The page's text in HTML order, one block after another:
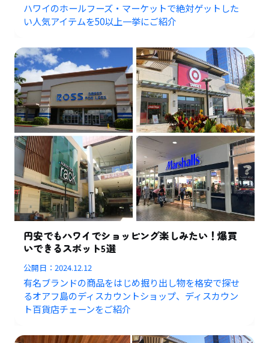
ハワイのホールフーズ・マーケットで絶対ゲットした
い人気アイテムを50以上一挙にご紹介
円安でもハワイでショッピング楽しみたい！爆買
いできるスポット5選
公開日：2024.12.12
有名ブランドの商品をはじめ掘り出し物を格安で探せ
るオアフ島のディスカウントショップ、ディスカウン
ト百貨店チェーンをご紹介